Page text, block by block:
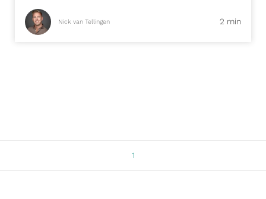
Nick van Tellingen 2 min
1